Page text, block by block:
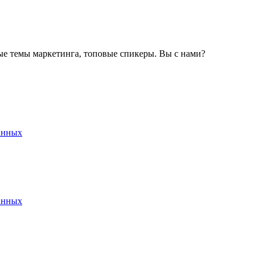
темы маркетинга, топовые спикеры. Вы с нами?